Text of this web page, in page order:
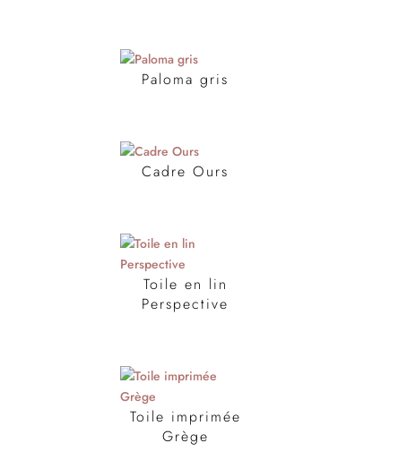
Paloma gris
Cadre Ours
Toile en lin
Perspective
Toile imprimée
Grège